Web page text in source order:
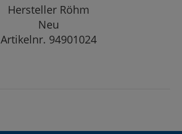
Hersteller Röhm
Neu
Artikelnr. 94901024